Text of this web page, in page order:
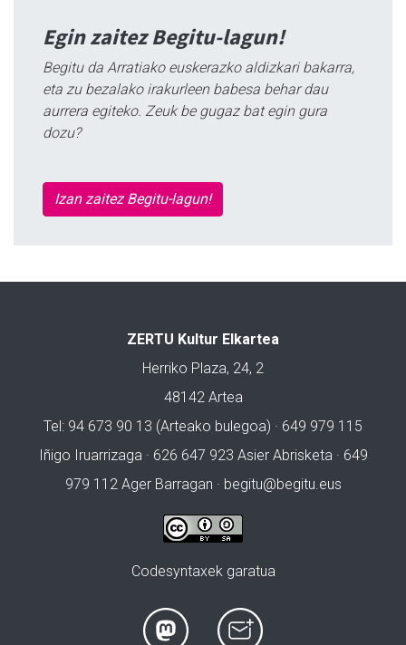
Egin zaitez Begitu-lagun!
Begitu da Arratiako euskerazko aldizkari bakarra,
eta zu bezalako irakurleen babesa behar dau
aurrera egiteko. Zeuk be gugaz bat egin gura
dozu?
Izan zaitez Begitu-lagun!
ZERTU Kultur Elkartea
Herriko Plaza, 24, 2
48142 Artea
Tel: 94 673 90 13 (Arteako bulegoa) · 649 979 115
Iñigo Iruarrizaga · 626 647 923 Asier Abrisketa · 649
979 112 Ager Barragan · begitu@begitu.eus
Codesyntaxek garatua